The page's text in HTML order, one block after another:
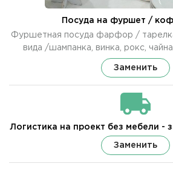
Посуда на фуршет /
Фуршетная посуда фарфор /
вида /шампанка, винка, рокс,
Заменить
Логистика на проект без мебели -
Заменить